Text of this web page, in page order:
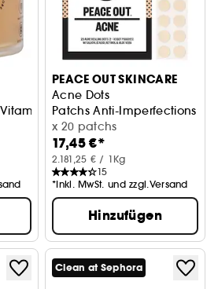
C und Kurkuma
PEACE OUT SKINCARE
Acne Dots
Patchs Anti-Imperfections
x 20 patchs
17,45 €*
2.181,25 € / 1Kg
15
*Inkl. MwSt. und zzgl.Versand
Hinzufügen
Clean at Sephora